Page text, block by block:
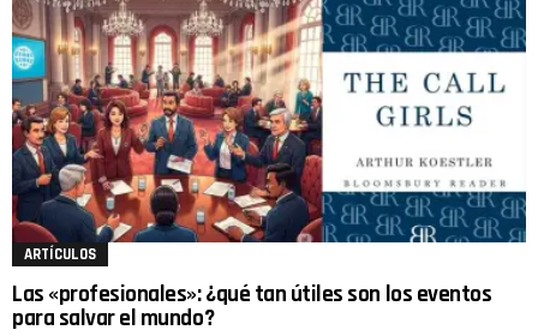
ARTÍCULOS
Las «profesionales»: ¿qué tan útiles son los eventos
para salvar el mundo?